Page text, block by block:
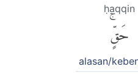
ḥaqqin
حَقٍّۚ
alasan/